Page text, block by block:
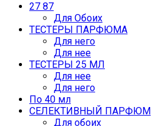
27 87
Для Обоих
ТЕСТЕРЫ ПАРФЮМА
Для него
Для нее
ТЕСТЕРЫ 25 МЛ
Для нее
Для него
По 40 мл
СЕЛЕКТИВНЫЙ ПАРФЮМ
Для обоих